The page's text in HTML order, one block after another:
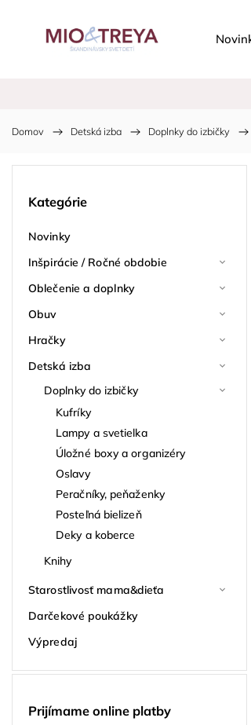
Domov / Detská izba / Doplnky do izbičky /
Kategórie
Novinky
Inšpirácie / Ročné obdobie
Oblečenie a doplnky
Obuv
Hračky
Detská izba
Doplnky do izbičky
Kufríky
Lampy a svetielka
Úložné boxy a organizéry
Oslavy
Peračníky, peňaženky
Posteľná bielizeň
Deky a koberce
Knihy
Starostlivosť mama&dieťa
Darčekové poukážky
Výpredaj
Prijímame online platby